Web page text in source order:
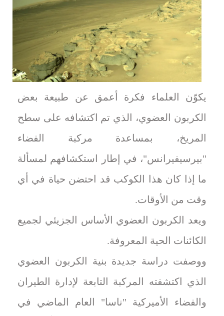
يكوّن العلماء فكرة أعمق عن طبيعة بعض
الكربون العضوي، الذي ⁠تم اكتشافه على سطح
المريخ، بمساعدة مركبة الفضاء
"بيرسيفيرانس"، في إطار استكشافهم لمسألة
ما إذا كان هذا الكوكب قد احتضن حياة في أي
وقت من الأوقات.
ويعد الكربون العضوي الأساس الجزيئي لجميع
الكائنات الحية المعروفة.
ووصفت دراسة جديدة بنية الكربون العضوي
الذي اكتشفته المركبة التابعة لإدارة الطيران
والفضاء الأميركية "ناسا" العام الماضي في